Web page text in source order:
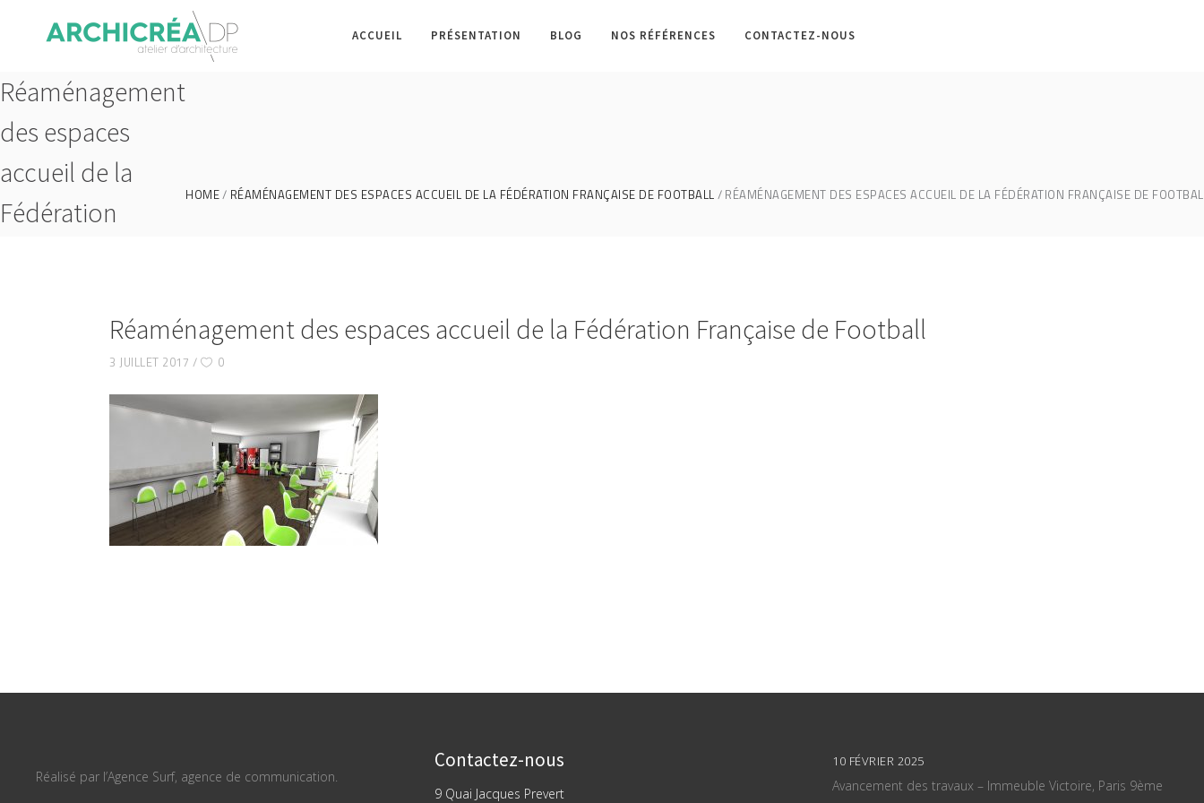
ACCUEIL PRÉSENTATION BLOG NOS RÉFÉRENCES CONTACTEZ-NOUS
Réaménagement
des espaces
accueil de la
Fédération
HOME RÉAMÉNAGEMENT DES ESPACES ACCUEIL DE LA FÉDÉRATION FRANÇAISE DE FOOTBALL RÉAMÉNAGEMENT DES ESPACES ACCUEIL DE LA FÉDÉRATION FRANÇAISE DE
Réaménagement des espaces accueil de la Fédération Française de Football
3 JUILLET 2017 0
Réalisé par l’Agence Surf, agence de communication.
Contactez-nous
9 Quai Jacques Prevert
10 FÉVRIER 2025
Avancement des travaux – Immeuble Victoire, Paris 9ème